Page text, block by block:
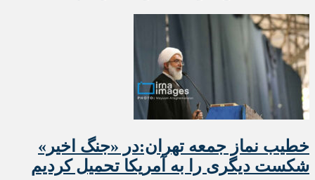
خطیب نماز جمعه تهران:در «جنگ اخیر»
شکست دیگری را به آمریکا تحمیل کردیم